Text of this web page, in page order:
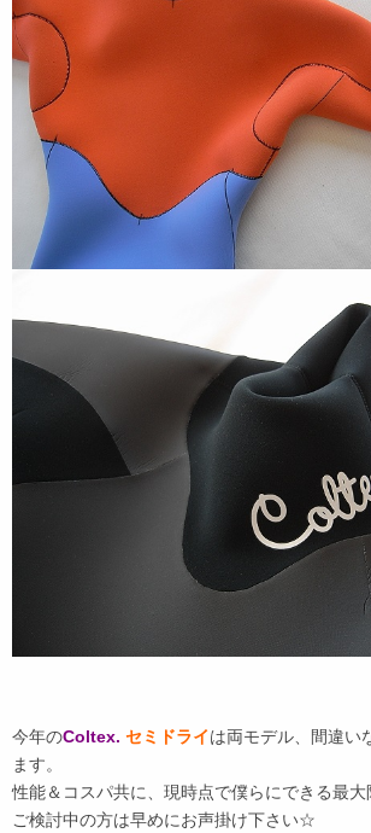
今年のColtex. セミドライは両モデル、間違い
ます。
性能＆コスパ共に、現時点で僕らにできる最大
ご検討中の方は早めにお声掛け下さい☆